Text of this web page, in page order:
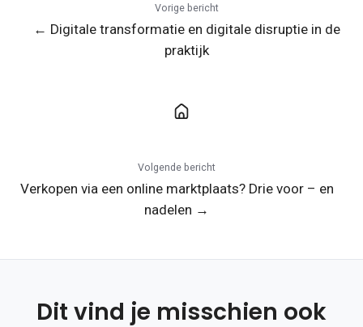
Vorige bericht
← Digitale transformatie en digitale disruptie in de
praktijk
Volgende bericht
Verkopen via een online marktplaats? Drie voor – en
nadelen →
Dit vind je misschien ook